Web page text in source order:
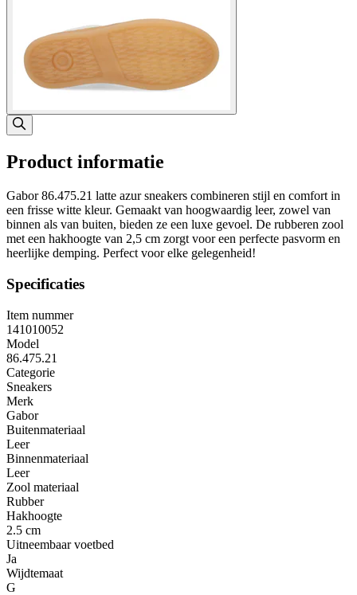
Product informatie
Gabor 86.475.21 latte azur sneakers combineren stijl en comfort in
een frisse witte kleur. Gemaakt van hoogwaardig leer, zowel van
binnen als van buiten, bieden ze een luxe gevoel. De rubberen zool
met een hakhoogte van 2,5 cm zorgt voor een perfecte pasvorm en
heerlijke demping. Perfect voor elke gelegenheid!
Specificaties
Item nummer
141010052
Model
86.475.21
Categorie
Sneakers
Merk
Gabor
Buitenmateriaal
Leer
Binnenmateriaal
Leer
Zool materiaal
Rubber
Hakhoogte
2.5 cm
Uitneembaar voetbed
Ja
Wijdtemaat
G